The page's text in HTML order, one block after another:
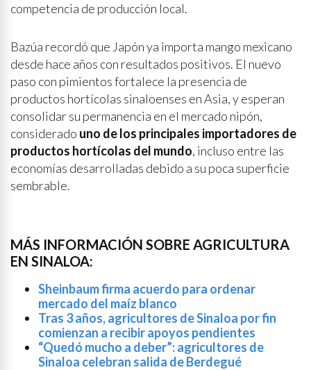
competencia de producción local.
Bazúa recordó que Japón ya importa mango mexicano
desde hace años con resultados positivos. El nuevo
paso con pimientos fortalece la presencia de
productos hortícolas sinaloenses en Asia, y esperan
consolidar su permanencia en el mercado nipón,
considerado uno de los principales importadores de
productos hortícolas del mundo, incluso entre las
economías desarrolladas debido a su poca superficie
sembrable.
MÁS INFORMACIÓN SOBRE AGRICULTURA
EN SINALOA:
Sheinbaum firma acuerdo para ordenar
mercado del maíz blanco
Tras 3 años, agricultores de Sinaloa por fin
comienzan a recibir apoyos pendientes
“Quedó mucho a deber”: agricultores de
Sinaloa celebran salida de Berdegué